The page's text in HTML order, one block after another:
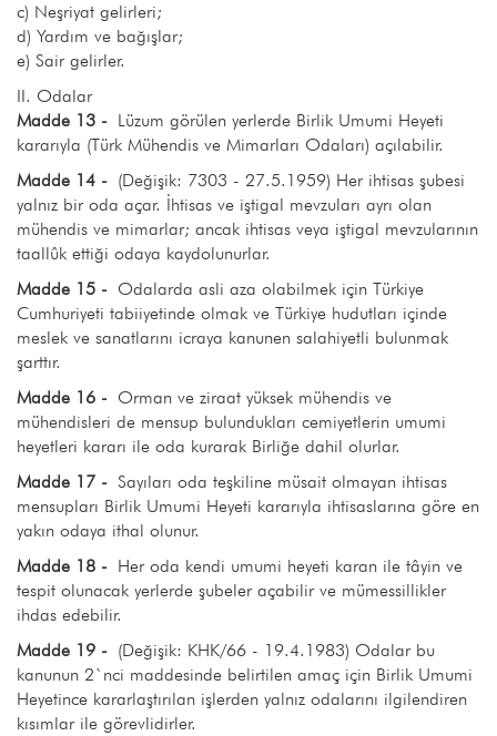
c) Neşriyat gelirleri;
d) Yardım ve bağışlar;
e) Sair gelirler.
II. Odalar
Madde 13 - Lüzum görülen yerlerde Birlik Umumi Heyeti
kararıyla (Türk Mühendis ve Mimarları Odaları) açılabilir.
Madde 14 - (Değişik: 7303 - 27.5.1959) Her ihtisas şubesi
yalnız bir oda açar. İhtisas ve iştigal mevzuları ayrı olan
mühendis ve mimarlar; ancak ihtisas veya iştigal mevzularının
taallûk ettiği odaya kaydolunurlar.
Madde 15 - Odalarda asli aza olabilmek için Türkiye
Cumhuriyeti tabiiyetinde olmak ve Türkiye hudutları içinde
meslek ve sanatlarını icraya kanunen salahiyetli bulunmak
şarttır.
Madde 16 - Orman ve ziraat yüksek mühendis ve
mühendisleri de mensup bulundukları cemiyetlerin umumi
heyetleri kararı ile oda kurarak Birliğe dahil olurlar.
Madde 17 - Sayıları oda teşkiline müsait olmayan ihtisas
mensupları Birlik Umumi Heyeti kararıyla ihtisaslarına göre en
yakın odaya ithal olunur.
Madde 18 - Her oda kendi umumi heyeti karan ile tâyin ve
tespit olunacak yerlerde şubeler açabilir ve mümessillikler
ihdas edebilir.
Madde 19 - (Değişik: KHK/66 - 19.4.1983) Odalar bu
kanunun 2`nci maddesinde belirtilen amaç için Birlik Umumi
Heyetince kararlaştırılan işlerden yalnız odalarını ilgilendiren
kısımlar ile görevlidirler.